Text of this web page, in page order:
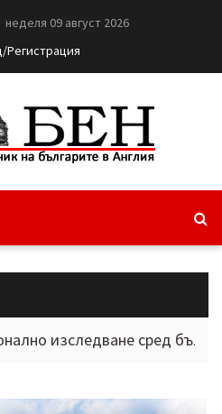
неделя 09 август 2026
Регистрация
сред българите в